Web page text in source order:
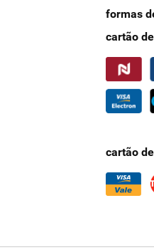
formas
cartão
cartão